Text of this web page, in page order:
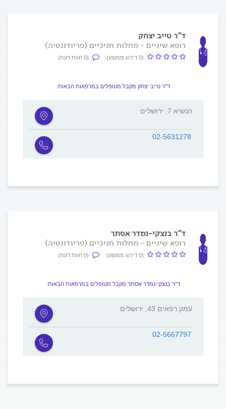
ד"ר טייב יצחק
רופא שיניים - מחלות חניכיים (פריודונטיה)
(0 דירוג ממוצע) (0 חוות דעת)
ד"ר טייב יצחק מקבל מטופלים במרפאות הבאות:
הנשיא 7, ירושלים
02-5631278
ד"ר בנצקי-נמדר אסתר
רופא שיניים - מחלות חניכיים (פריודונטיה)
(0 דירוג ממוצע) (0 חוות דעת)
ד"ר בנצקי-נמדר אסתר מקבל מטופלים במרפאות הבאות:
עמק רפאים 43, ירושלים
02-5667797